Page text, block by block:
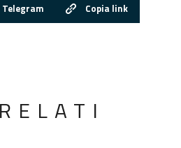
Telegram Copia link